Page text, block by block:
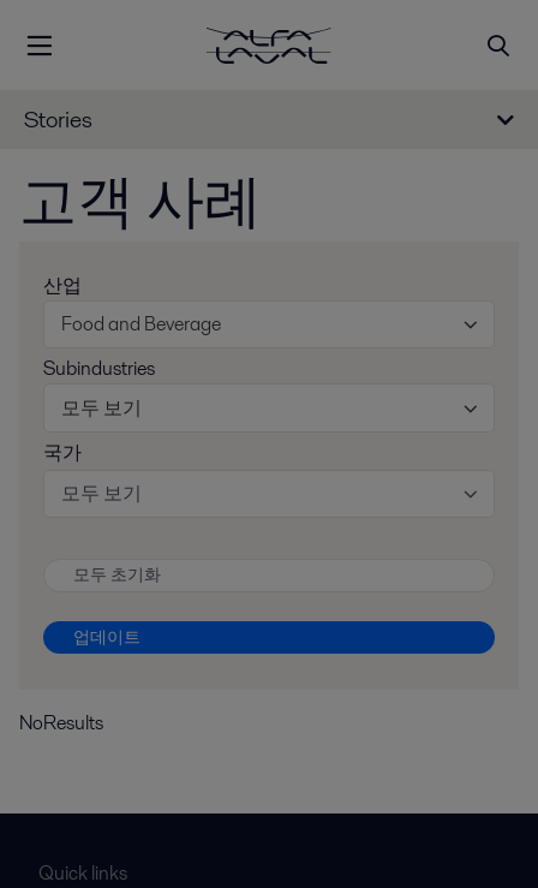
Stories
고객 사례
산업
Food and Beverage
Subindustries
모두 보기
국가
모두 보기
모두 초기화
업데이트
NoResults
Quick links